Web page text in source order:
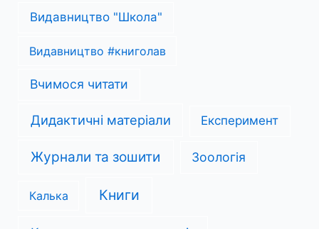
Видавництво "Школа"
Видавництво #книголав
Вчимося читати
Дидактичні матеріали Експеримент
Журнали та зошити Зоологія
Калька Книги